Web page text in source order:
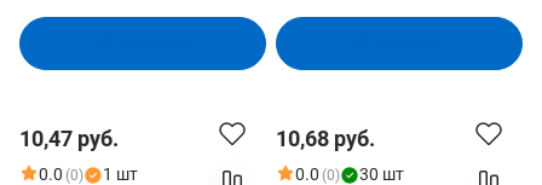
278005
10,47 руб.
0.0 (0) 1 шт
10,68 руб.
0.0 (0) 30 шт